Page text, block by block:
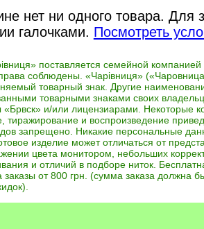
нет ни одного товара. Для
галочками. Посмотреть
поставляется семейной компанией
соблюдены. «Чарівниця»
товарный знак. Другие
товарными знаками своих
«Брвск» и/или лицензиарами. Некоторые
тиражирование и воспроизведение
запрещено. Никакие персональные
изделие может отличаться от
цвета монитором, небольших
и отличий в подборе ниток.
заказы от 800 грн. (сумма заказа должна